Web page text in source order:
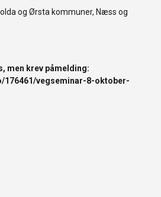
og Ørsta kommuner, Næss og
men krev påmelding:
176461/vegseminar-8-oktober-